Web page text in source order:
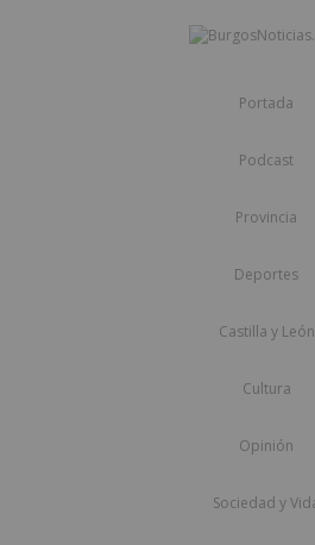
Portada
Podcast
Provincia
Deportes
Castilla y León
Cultura
Opinión
Sociedad y